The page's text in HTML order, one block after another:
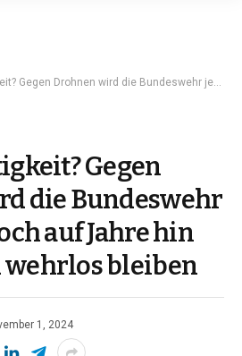
wird die Bundeswehr jedenfalls noch auf Jahre hin weitgehend wehrlos bleiben
Gegen
die Bundeswehr
auf Jahre hin
bleiben
1, 2024